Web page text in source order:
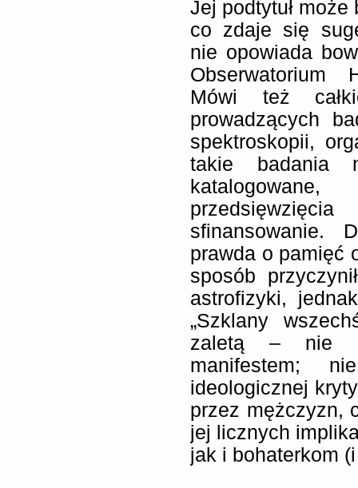
Jej podtytuł
co zdaje się
nie opowiada
Obserwatorium
Mówi też
prowadzących
spektroskopii,
takie badania
sfinansowanie.
prawda o pamięć
sposób
astrofizyki,
„Szklany
zaletą – nie
manifestem;
ideologicznej
przez mężczyzn,
jej licznych
jak i bohaterkom